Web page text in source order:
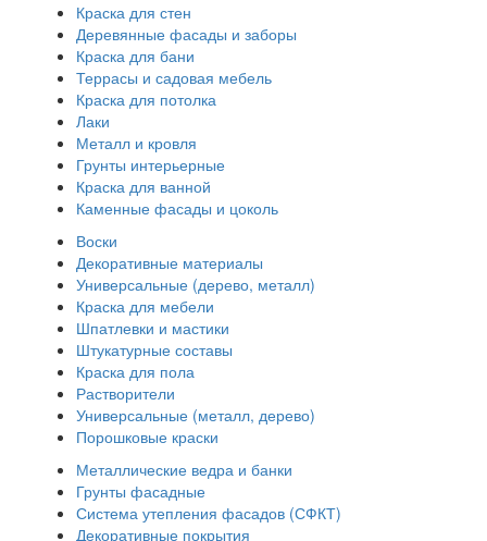
Краска для стен
Деревянные фасады и заборы
Краска для бани
Террасы и садовая мебель
Краска для потолка
Лаки
Металл и кровля
Грунты интерьерные
Краска для ванной
Каменные фасады и цоколь
Воски
Декоративные материалы
Универсальные (дерево, металл)
Краска для мебели
Шпатлевки и мастики
Штукатурные составы
Краска для пола
Растворители
Универсальные (металл, дерево)
Порошковые краски
Металлические ведра и банки
Грунты фасадные
Система утепления фасадов (СФКТ)
Декоративные покрытия